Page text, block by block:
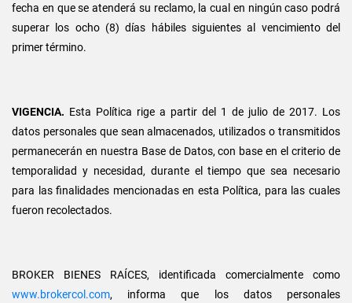
fecha en que se atenderá su reclamo, la cual en ningún caso podrá
superar los ocho (8) días hábiles siguientes al vencimiento del
primer término.
VIGENCIA. Esta Política rige a partir del 1 de julio de 2017. Los
datos personales que sean almacenados, utilizados o transmitidos
permanecerán en nuestra Base de Datos, con base en el criterio de
temporalidad y necesidad, durante el tiempo que sea necesario
para las finalidades mencionadas en esta Política, para las cuales
fueron recolectados.
BROKER BIENES RAÍCES, identificada comercialmente como
www.brokercol.com, informa que los datos personales